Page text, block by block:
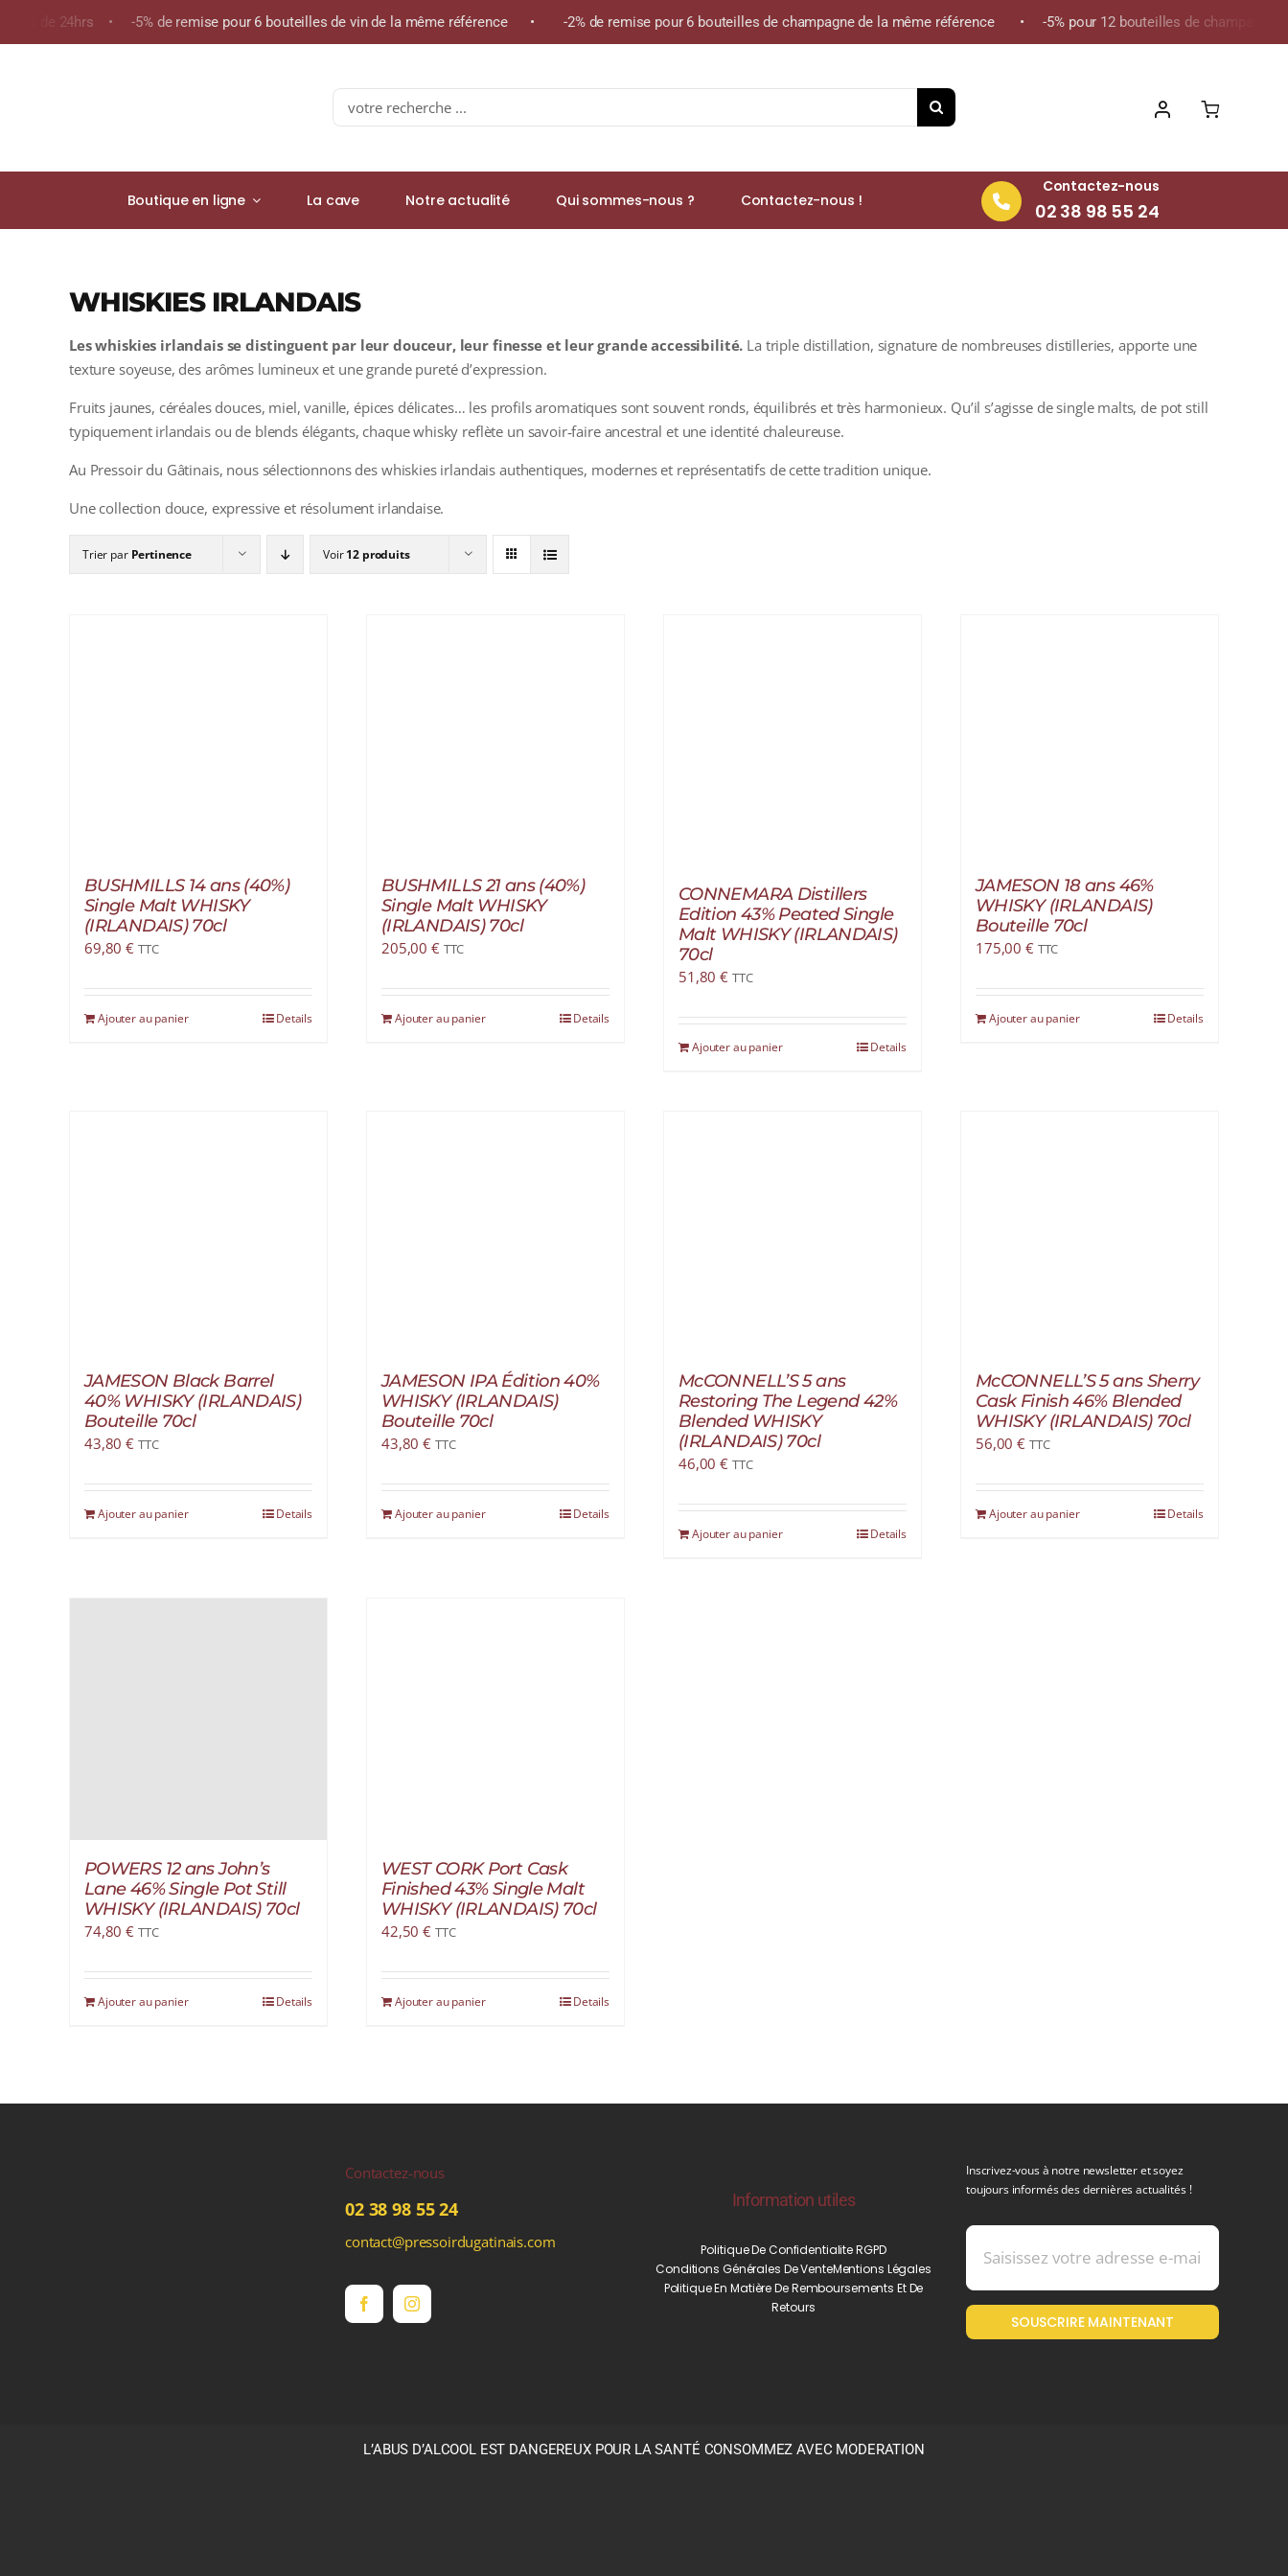
de 24hrs • -5% de remise pour 6 bouteilles de vin de la même référence • -2% de remise pour 6 bouteilles de champagne de la même référence • -5% pour 12 bouteilles de champagne de
Search
for:
Boutique en ligne La cave Notre actualité Qui sommes-nous ? Contactez-nous !
Contactez-nous
02 38 98 55 24
WHISKIES IRLANDAIS
Les whiskies irlandais se distinguent par leur douceur, leur finesse et leur grande accessibilité. La triple distillation, signature de nombreuses distilleries, apporte une
texture soyeuse, des arômes lumineux et une grande pureté d’expression.
Fruits jaunes, céréales douces, miel, vanille, épices délicates… les profils aromatiques sont souvent ronds, équilibrés et très harmonieux. Qu’il s’agisse de single malts, de pot still
typiquement irlandais ou de blends élégants, chaque whisky reflète un savoir‑faire ancestral et une identité chaleureuse.
Au Pressoir du Gâtinais, nous sélectionnons des whiskies irlandais authentiques, modernes et représentatifs de cette tradition unique.
Une collection douce, expressive et résolument irlandaise.
Trier par Pertinence Voir12 produits
BUSHMILLS 14 ans (40%)
Single Malt WHISKY
(IRLANDAIS) 70cl
69,80€ TTC
Ajouter au panier Details
BUSHMILLS 21 ans (40%)
Single Malt WHISKY
(IRLANDAIS) 70cl
205,00 € TTC
Ajouter au panier Details
CONNEMARA Distillers
Edition 43% Peated Single
Malt WHISKY (IRLANDAIS)
70cl
51,80€ TTC
Ajouter au panier Details
JAMESON 18 ans 46%
WHISKY (IRLANDAIS)
Bouteille 70cl
175,00 € TTC
Ajouter au panier Details
JAMESON Black Barrel
40% WHISKY (IRLANDAIS)
Bouteille 70cl
43,80€ TTC
Ajouter au panier Details
JAMESON IPA Édition 40%
WHISKY (IRLANDAIS)
Bouteille 70cl
43,80€ TTC
Ajouter au panier Details
McCONNELL’S 5 ans
Restoring The Legend 42%
Blended WHISKY
(IRLANDAIS) 70cl
46,00€ TTC
Ajouter au panier Details
McCONNELL’S 5 ans Sherry
Cask Finish 46% Blended
WHISKY (IRLANDAIS) 70cl
56,00€ TTC
Ajouter au panier Details
POWERS 12 ans John’s
Lane 46% Single Pot Still
WHISKY (IRLANDAIS) 70cl
74,80€ TTC
Ajouter au panier Details
WEST CORK Port Cask
Finished 43% Single Malt
WHISKY (IRLANDAIS) 70cl
42,50€ TTC
Ajouter au panier Details
Contactez-nous
02 38 98 55 24
contact@pressoirdugatinais.com
Information utiles
Politique De Confidentialite RGPD
Conditions Générales De VenteMentions Légales
Politique En Matière De Remboursements Et De
Retours
Inscrivez-vous à notre newsletter et soyez
toujours informés des dernières actualités !
SOUSCRIRE MAINTENANT
L’ABUS D’ALCOOL EST DANGEREUX POUR LA SANTÉ CONSOMMEZ AVEC MODERATION